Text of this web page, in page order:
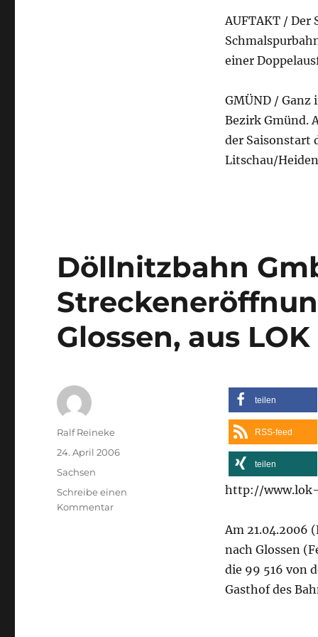
AUFTAKT / Der
einer
GMÜND / Ganz
Bezirk Gmünd.
der Saisonstart
Litschau/
Döllnitzbahn
Glossen, aus
teilen
RSS-feed
teilen
http://
Am 21.04.2006
nach Glossen
die 99 516 von
Gasthof des
Autor
Ralf Reineke
Veröffentlicht
24. April 2006
Kategorien
Sachsen
Schreibe einen
Kommentarzu